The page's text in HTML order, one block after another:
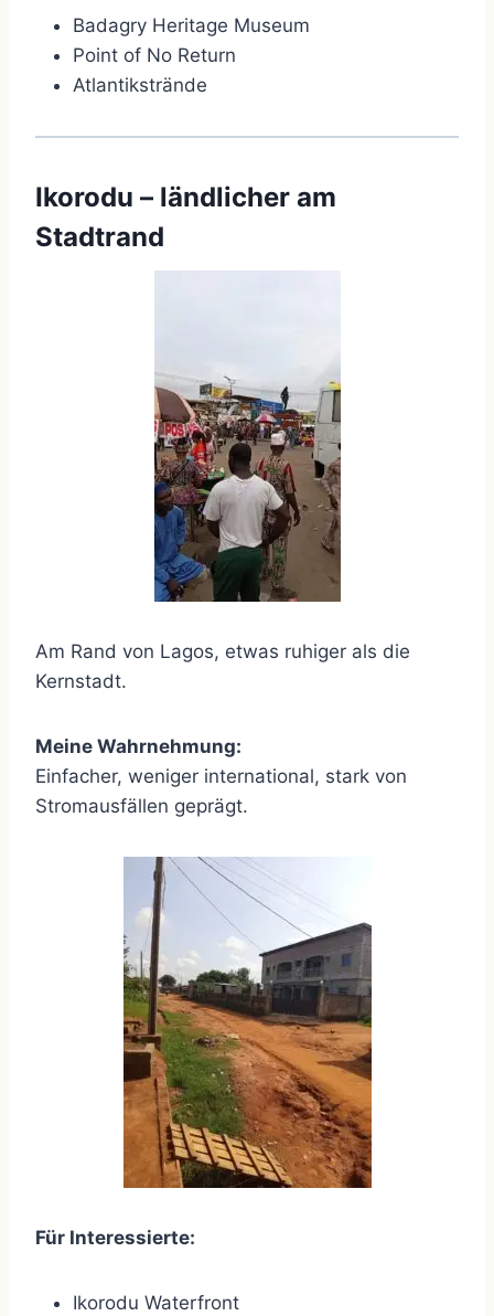
Badagry Heritage Museum
Point of No Return
Atlantikstrände
Ikorodu – ländlicher am
Stadtrand
Am Rand von Lagos, etwas ruhiger als die
Kernstadt.
Meine Wahrnehmung:
Einfacher, weniger international, stark von
Stromausfällen geprägt.
Für Interessierte:
Ikorodu Waterfront